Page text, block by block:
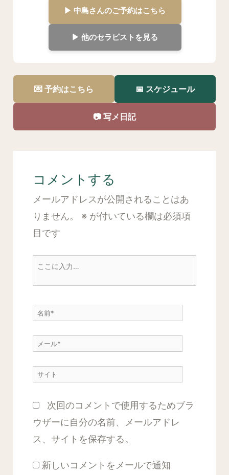
▶ 中島さんのご予約はこちら
▶ 他のセラピストを見る
💌 予約はこちら 📅 スケジュール
📷 写メ日記
コメントする
メールアドレスが公開されることはあ
りません。
※ が付いている欄は必須項
目です
こ
入
名
メ
ル
サ
ト
次回のコメントで使用するためブラ
ウザーに自分の名前、メールアドレ
ス、サイトを保存する。
新しいコメントをメールで通知